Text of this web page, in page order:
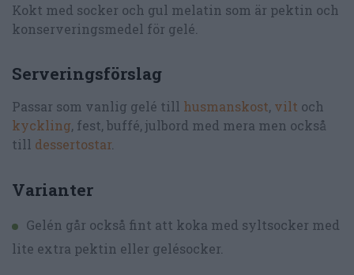
Kokt med socker och gul melatin som är pektin och
konserveringsmedel för gelé.
Serveringsförslag
Passar som vanlig gelé till husmanskost, vilt och
kyckling, fest, buffé, julbord med mera men också
till dessertostar.
Varianter
Gelén går också fint att koka med syltsocker med
lite extra pektin eller gelésocker.